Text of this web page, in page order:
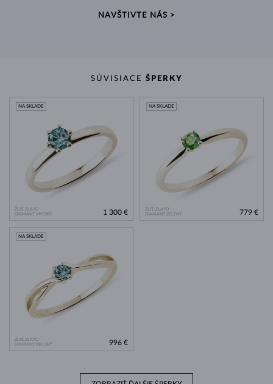
NAVŠTIVTE NÁS >
SÚVISIACE ŠPERKY
ŽLTÉ ZLATO
DIAMANT MODRÝ
NA SKLADE
1 300 €
ŽLTÉ ZLATO
DIAMANT ZELENÝ
NA SKLADE
779 €
ŽLTÉ ZLATO
DIAMANT MODRÝ
NA SKLADE
996 €